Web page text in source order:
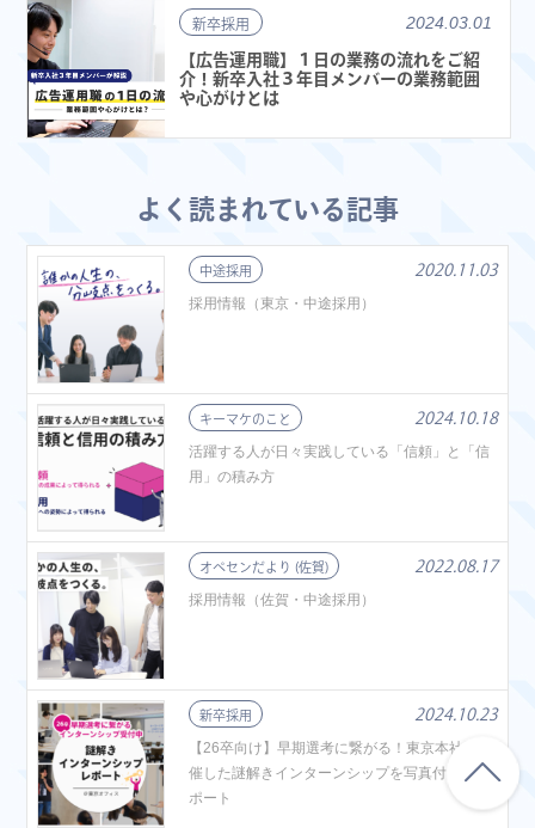
新卒採用 2024.03.01
【広告運用職】１日の業務の流れをご紹
介！新卒入社３年目メンバーの業務範囲
や心がけとは
よく読まれている記事
中途採用
2020.11.03
採用情報（東京・中途採用）
キーマケのこと
2024.10.18
活躍する人が日々実践している「信頼」と「信
用」の積み方
オペセンだより (佐賀)
2022.08.17
採用情報（佐賀・中途採用）
新卒採用
2024.10.23
【26卒向け】早期選考に繋がる！東京本社で開
催した謎解きインターンシップを写真付きでレ
ポート